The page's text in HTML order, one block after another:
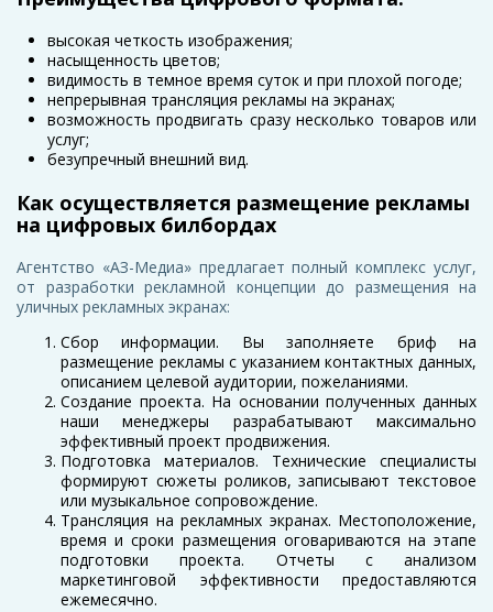
высокая четкость изображения;
насыщенность цветов;
видимость в темное время суток и при плохой погоде;
непрерывная трансляция рекламы на экранах;
возможность продвигать сразу несколько товаров или
услуг;
безупречный внешний вид.
Как осуществляется размещение рекламы
на цифровых билбордах
Агентство «АЗ-Медиа» предлагает полный комплекс услуг,
от разработки рекламной концепции до размещения на
уличных рекламных экранах:
Сбор информации. Вы заполняете бриф на
размещение рекламы с указанием контактных данных,
описанием целевой аудитории, пожеланиями.
Создание проекта. На основании полученных данных
наши менеджеры разрабатывают максимально
эффективный проект продвижения.
Подготовка материалов. Технические специалисты
формируют сюжеты роликов, записывают текстовое
или музыкальное сопровождение.
Трансляция на рекламных экранах. Местоположение,
время и сроки размещения оговариваются на этапе
подготовки проекта. Отчеты с анализом
маркетинговой эффективности предоставляются
ежемесячно.